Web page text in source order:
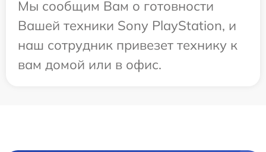
Мы сообщим Вам о готовности
Вашей техники Sony PlayStation, и
наш сотрудник привезет технику к
вам домой или в офис.